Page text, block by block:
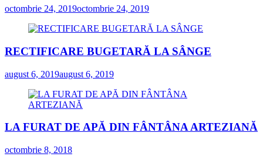
octombrie 24, 2019octombrie 24, 2019
RECTIFICARE BUGETARĂ LA SÂNGE
august 6, 2019august 6, 2019
LA FURAT DE APĂ DIN FÂNTÂNA ARTEZIANĂ
octombrie 8, 2018